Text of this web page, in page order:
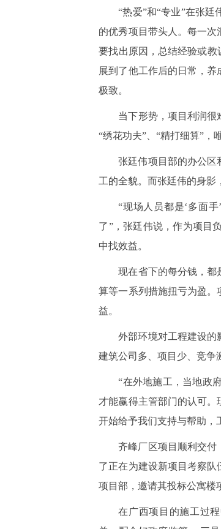
“热爱”和“专业”在张
的优秀项目带头人。每一
要找出原因，总结经验或教
展到了他工作后的日常，
极致。
当下形势，项目利润很
“绣花功夫”、“精打细算”，
张廷伟项目部的办公区
工的全貌。而张廷伟的身影
“现场人员都是‘多面
了”，张廷伟说，作为项目
中找效益。
现在省下的每分钱，都
算等一系列措施扭亏为盈
益。
外部环境对工程建设的
建筑公司多、项目少、竞争
“在外地施工，当地政
才能赢得主管部门的认可
开始给予我们支持与帮助，
齐峰厂区项目顺利交付
了正在为建设新项目考察
项目部，邀请其投标公寓楼
在广西项目的施工过